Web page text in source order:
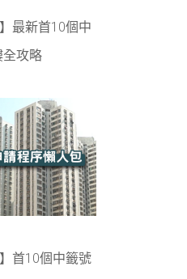
最新首10個中
全攻略
首10個中籤號